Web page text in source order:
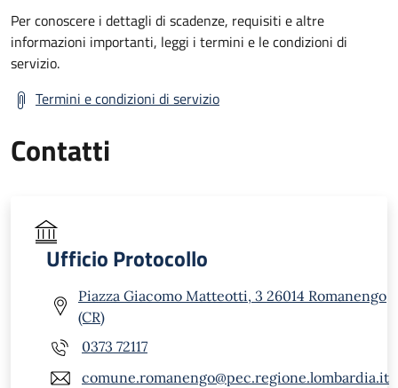
Per conoscere i dettagli di scadenze, requisiti e altre
informazioni importanti, leggi i termini e le condizioni di
servizio.
Termini e condizioni di servizio
Contatti
Ufficio Protocollo
Piazza Giacomo Matteotti, 3 26014 Romanengo
(CR)
0373 72117
comune.romanengo@pec.regione.lombardia.it